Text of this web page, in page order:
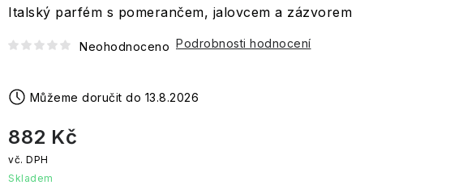
Italský parfém s pomerančem, jalovcem a zázvorem
Neohodnoceno Podrobnosti hodnocení
13.8.2026
882 Kč
Skladem